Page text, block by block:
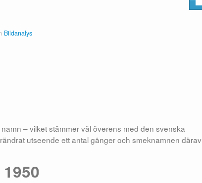
Bildanalys
– vilket stämmer väl överens med den svenska
utseende ett antal gånger och smeknamnen därav